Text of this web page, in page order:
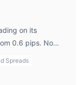
on its
0.6 pips. No
or inactivity
Spreads